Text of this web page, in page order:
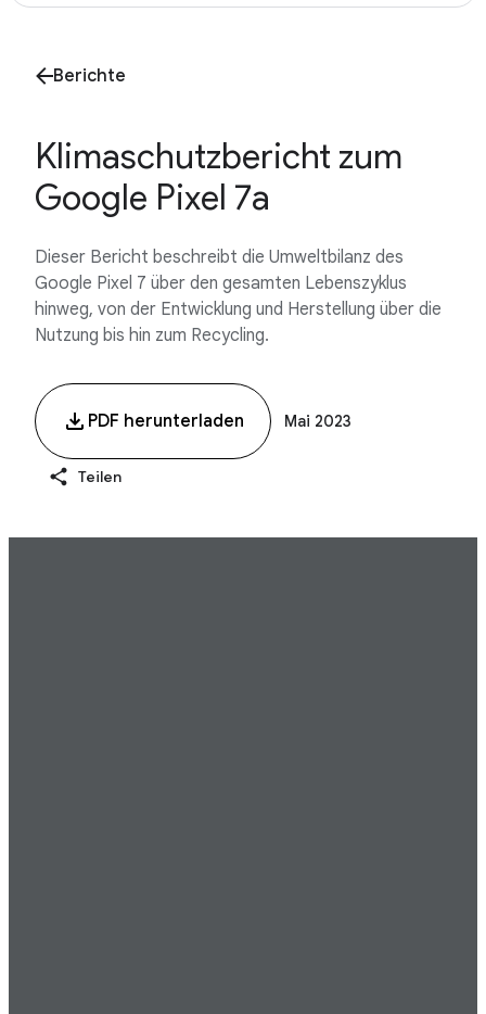
Berichte
Klimaschutzbericht zum
Google Pixel 7a
Dieser Bericht beschreibt die Umweltbilanz des
Google Pixel 7 über den gesamten Lebenszyklus
hinweg, von der Entwicklung und Herstellung über die
Nutzung bis hin zum Recycling.
PDF herunterladen Mai 2023
Teilen